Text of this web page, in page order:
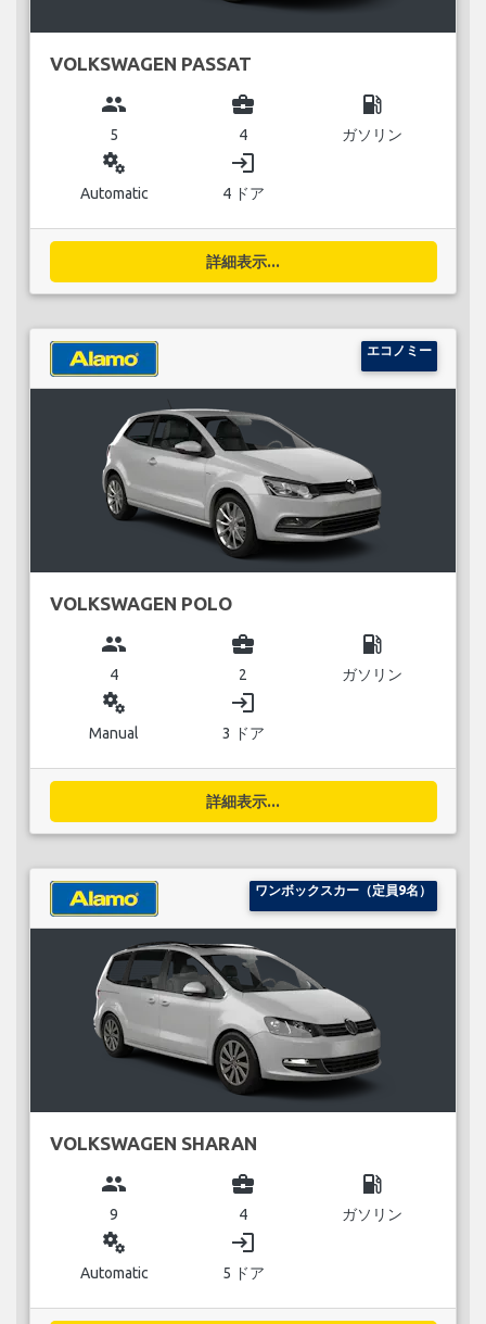
VOLKSWAGEN PASSAT
group
5
business_center
4
local_gas_station
ガソリン
miscellaneous_services
Automatic
login
4 ドア
詳細表示...
エコノミー
VOLKSWAGEN POLO
group
4
business_center
2
local_gas_station
ガソリン
miscellaneous_services
Manual
login
3 ドア
詳細表示...
ワンボックスカー（定員9名）
VOLKSWAGEN SHARAN
group
9
business_center
4
local_gas_station
ガソリン
miscellaneous_services
Automatic
login
5 ドア